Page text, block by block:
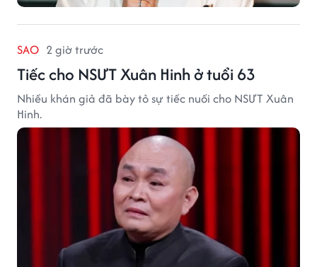
SAO 2 giờ trước
Tiếc cho NSƯT Xuân Hinh ở tuổi 63
Nhiều khán giả đã bày tỏ sự tiếc nuối cho NSƯT Xuân
Hinh.